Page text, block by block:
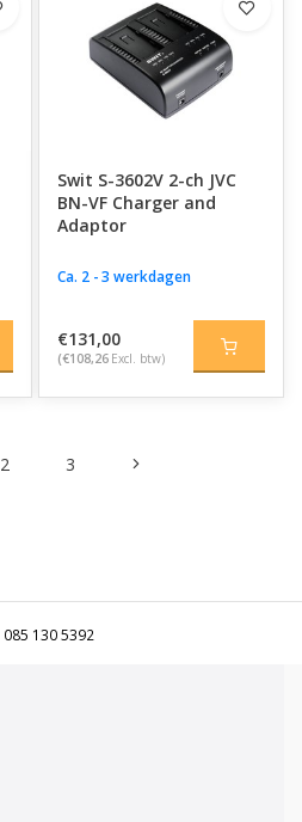
Swit S-3602V 2-ch JVC
BN-VF Charger and
Adaptor
Ca. 2 - 3 werkdagen
€131,00
(€108,26 Excl. btw)
2 3
085 130 5392